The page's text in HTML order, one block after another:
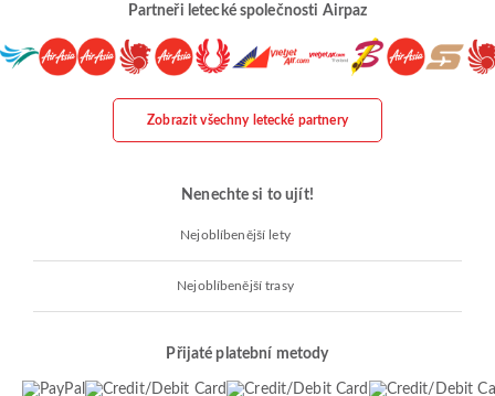
Partneři letecké společnosti Airpaz
Zobrazit všechny letecké partnery
Nenechte si to ujít!
Nejoblíbenější lety
Nejoblíbenější trasy
Přijaté platební metody